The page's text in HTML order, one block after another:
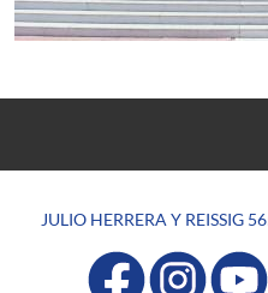
JULIO HERRERA Y REISSIG